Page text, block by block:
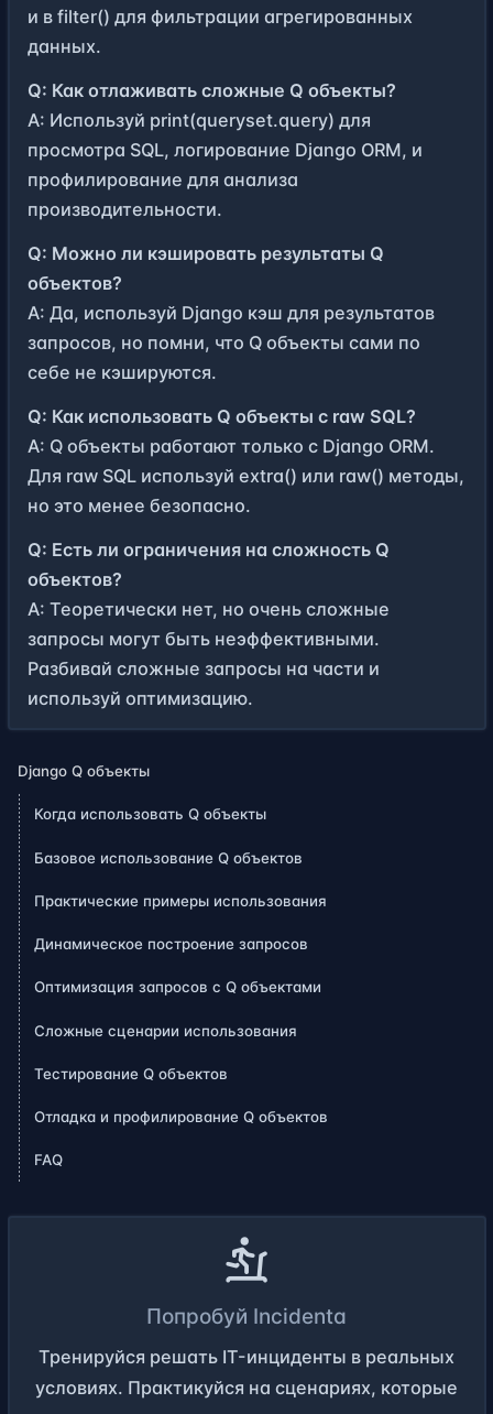
и в filter() для фильтрации агрегированных
данных.
Q: Как отлаживать сложные Q объекты?
A: Используй print(queryset.query) для
просмотра SQL, логирование Django ORM, и
профилирование для анализа
производительности.
Q: Можно ли кэшировать результаты Q
объектов?
A: Да, используй Django кэш для результатов
запросов, но помни, что Q объекты сами по
себе не кэшируются.
Q: Как использовать Q объекты с raw SQL?
A: Q объекты работают только с Django ORM.
Для raw SQL используй extra() или raw() методы,
но это менее безопасно.
Q: Есть ли ограничения на сложность Q
объектов?
A: Теоретически нет, но очень сложные
запросы могут быть неэффективными.
Разбивай сложные запросы на части и
используй оптимизацию.
Django Q объекты
Когда использовать Q объекты
Базовое использование Q объектов
Практические примеры использования
Динамическое построение запросов
Оптимизация запросов с Q объектами
Сложные сценарии использования
Тестирование Q объектов
Отладка и профилирование Q объектов
FAQ
Попробуй Incidenta
Тренируйся решать IT-инциденты в реальных
условиях. Практикуйся на сценариях, которые